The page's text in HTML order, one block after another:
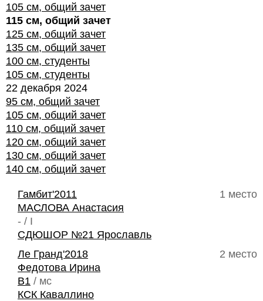
105 см, общий зачет
115 см, общий зачет
125 см, общий зачет
135 см, общий зачет
100 см, студенты
105 см, студенты
22 декабря 2024
95 см, общий зачет
105 см, общий зачет
110 см, общий зачет
120 см, общий зачет
130 см, общий зачет
140 см, общий зачет
1 место
Гамбит'2011
МАСЛОВА Анастасия
- / I
СДЮШОР №21 Ярославль
2 место
Ле Гранд'2018
Федотова Ирина
B1 / мс
КСК Каваллино